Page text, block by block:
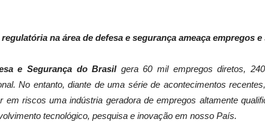
na área de defesa e segurança ameaça empregos e
e Segurança do Brasil gera 60 mil empregos diretos,
No entanto, diante de uma série de acontecimentos
em riscos uma indústria geradora de empregos altamente
tecnológico, pesquisa e inovação em nosso País.